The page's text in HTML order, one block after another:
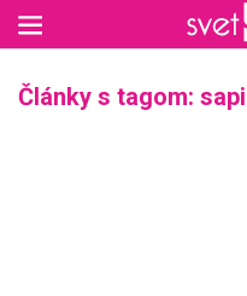
Články s tagom: